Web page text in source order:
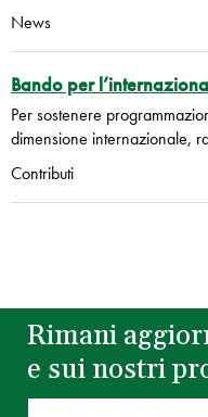
News
Bando per
Per sostenere
dimensione internazionale,
Contributi
Rimani
e sui nostri